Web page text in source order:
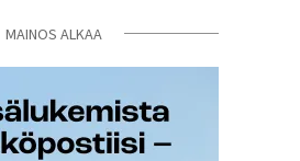
MAINOS ALKAA